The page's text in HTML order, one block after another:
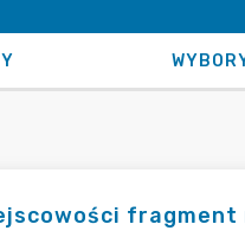
fragment